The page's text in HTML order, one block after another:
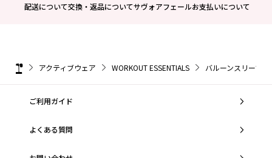
配送について交換・返品についてサヴォアフェールお支払いについて
アクティブウェア WORKOUT ESSENTIALS バルーンスリーブ
ご利用ガイド
よくある質問